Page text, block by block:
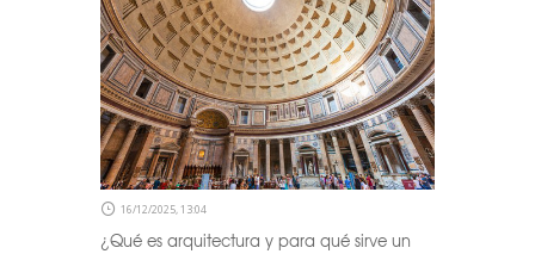
16/12/2025, 13:04
¿Qué es arquitectura y para qué sirve un